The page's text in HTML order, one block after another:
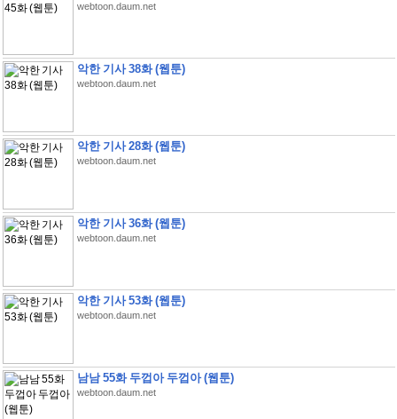
webtoon.daum.net
악한 기사 38화 (웹툰)
webtoon.daum.net
악한 기사 28화 (웹툰)
webtoon.daum.net
악한 기사 36화 (웹툰)
webtoon.daum.net
악한 기사 53화 (웹툰)
webtoon.daum.net
남남 55화 두껍아 두껍아 (웹툰)
webtoon.daum.net